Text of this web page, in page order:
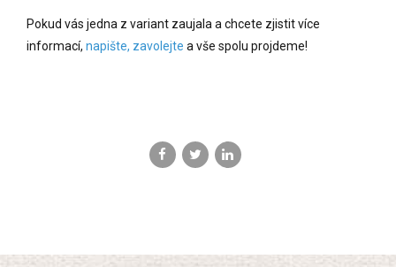
Pokud vás jedna z variant zaujala a chcete zjistit více
informací, napište, zavolejte a vše spolu projdeme!